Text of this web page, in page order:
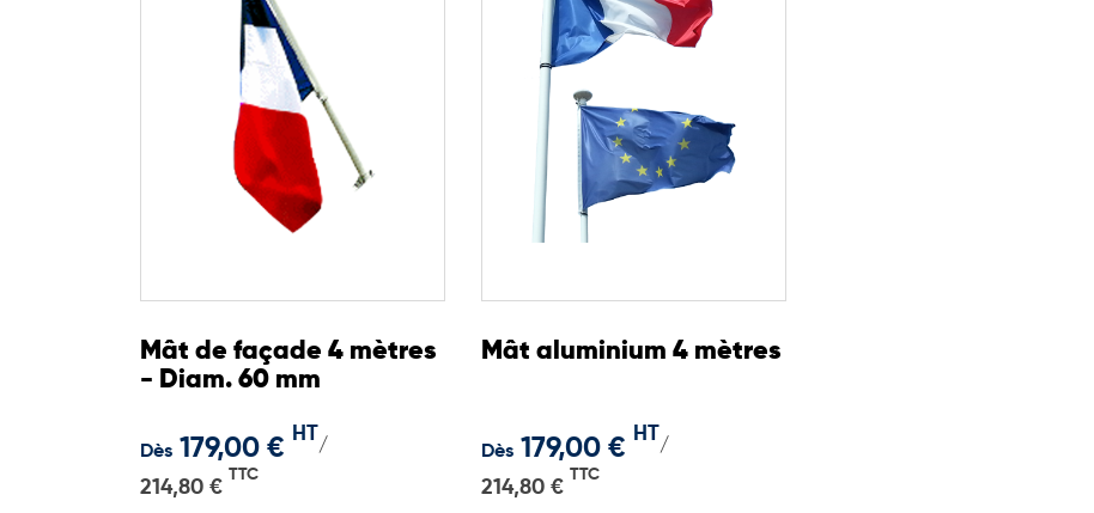
Mât de façade 4 mètres
- Diam. 60 mm
Dès 179,00 € HT
/
214,80 €
TTC
Mât aluminium 4 mètres
Dès 179,00 € HT
/
214,80 €
TTC